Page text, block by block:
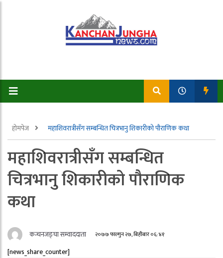
होमपेज महाशिवरात्रीसँग सम्बन्धित चित्रभानु शिकारीको पौराणिक कथा
महाशिवरात्रीसँग सम्बन्धित
चित्रभानु शिकारीको पौराणिक
कथा
कन्चनजङ्घा सम्वाददाता २०७७ फाल्गुन २७, बिहीबार ०६:४१
[news_share_counter]